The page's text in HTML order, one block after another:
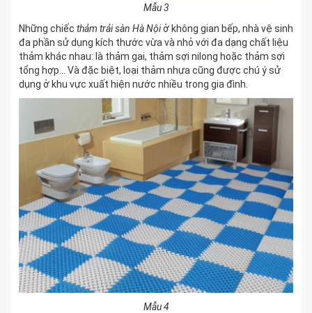
Mẫu 3
Những chiếc thảm trải sàn Hà Nộiở không gian bếp, nhà vệ sinh
đa phần sử dụng kích thước vừa và nhỏ với đa dạng chất liệu
thảm khác nhau: là thảm gai, thảm sợi nilong hoặc thảm sợi
tổng hợp… Và đặc biệt, loại thảm nhựa cũng được chú ý sử
dụng ở khu vực xuất hiện nước nhiều trong gia đình.
Mẫu 4